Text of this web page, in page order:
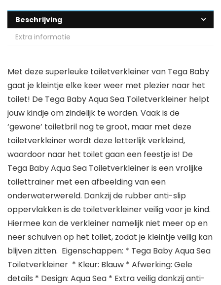
Beschrijving
Extra informatie
Met deze superleuke toiletverkleiner van Tega Baby
gaat je kleintje elke keer weer met plezier naar het
toilet! De Tega Baby Aqua Sea Toiletverkleiner helpt
jouw kindje om zindelijk te worden. Vaak is de
‘gewone’ toiletbril nog te groot, maar met deze
toiletverkleiner wordt deze letterlijk verkleind,
waardoor naar het toilet gaan een feestje is! De
Tega Baby Aqua Sea Toiletverkleiner is een vrolijke
toilettrainer met een afbeelding van een
onderwaterwereld. Dankzij de rubber anti-slip
oppervlakken is de toiletverkleiner veilig voor je kind.
Hiermee kan de verkleiner namelijk niet meer op en
neer schuiven op het toilet, zodat je kleintje veilig kan
blijven zitten. Eigenschappen: * Tega Baby Aqua Sea
Toiletverkleiner * Kleur: Blauw * Afwerking: Gele
details * Design: Aqua Sea * Extra veilig dankzij anti-